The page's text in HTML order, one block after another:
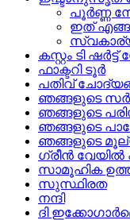
പൂർണ്ണ
ഇത്
കസ്റ്റം ടി
ഫാക്ടറി ടൂർ
പതിവ്
ഞങ്ങളുടെ
ഞങ്ങളുടെ
ഞങ്ങളുടെ
ഞങ്ങളുടെ
ഗ്രീൻ
സാമൂഹിക
സുസ്ഥിരത
നന്ദി
ദി